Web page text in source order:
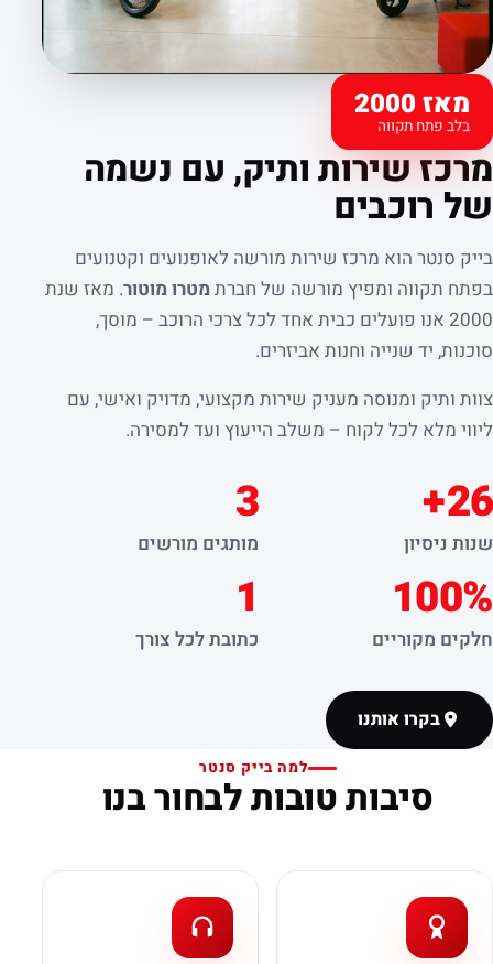
מאז 2000
בלב פתח תקווה
קצת עלינו
מרכז שירות ותיק, עם נשמה
של רוכבים
בייק סנטר הוא מרכז שירות מורשה לאופנועים וקטנועים
בפתח תקווה ומפיץ מורשה של חברת מטרו מוטור. מאז שנת
2000 אנו פועלים כבית אחד לכל צרכי הרוכב – מוסך,
סוכנות, יד שנייה וחנות אביזרים.
צוות ותיק ומנוסה מעניק שירות מקצועי, מדויק ואישי, עם
ליווי מלא לכל לקוח – משלב הייעוץ ועד למסירה.
26+
שנות ניסיון
3
מותגים מורשים
100%
חלקים מקוריים
1
כתובת לכל צורך
בקרו אותנו
למה בייק סנטר
סיבות טובות לבחור בנו